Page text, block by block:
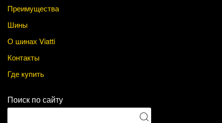
Преимущества
Шины
О шинах Viatti
Контакты
Где купить
Поиск по сайту